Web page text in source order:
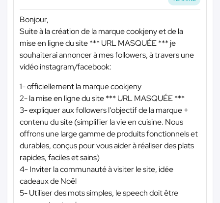
Bonjour,
Suite à la création de la marque cookjeny et de la
mise en ligne du site*** URL MASQUÉE *** je
souhaiterai annoncer à mes followers, à travers une
vidéo instagram/facebook:
1- officiellement la marque cookjeny
2- la mise en ligne du site*** URL MASQUÉE ***
3- expliquer aux followers l'objectif de la marque +
contenu du site (simplifier la vie en cuisine. Nous
offrons une large gamme de produits fonctionnels et
durables, conçus pour vous aider à réaliser des plats
rapides, faciles et sains)
4- Inviter la communauté à visiter le site, idée
cadeaux de Noël
5- Utiliser des mots simples, le speech doit être